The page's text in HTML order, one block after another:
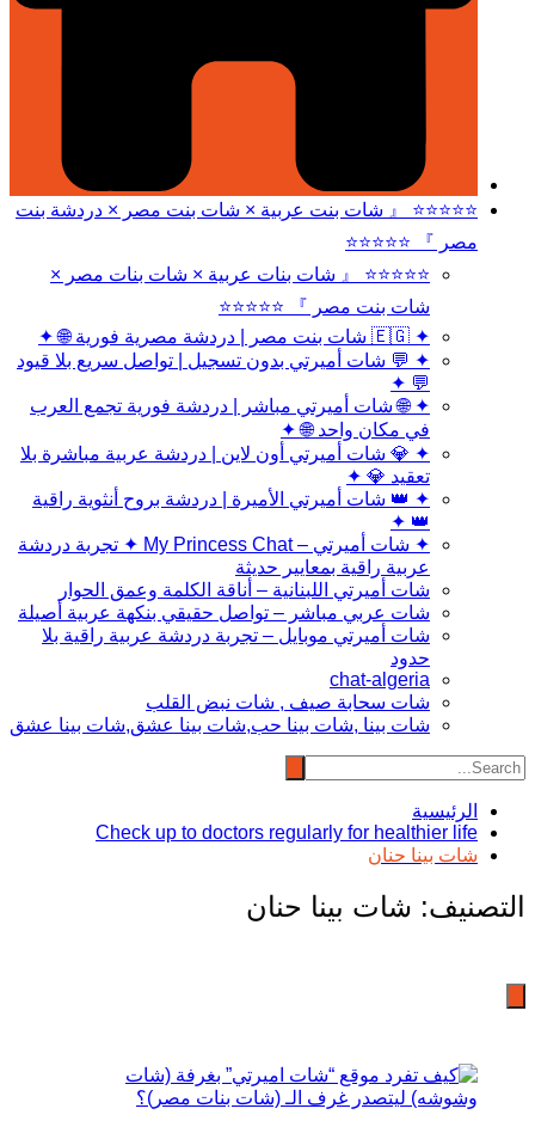
⭐⭐⭐⭐⭐ 『 شات بنت عربية × شات بنت مصر × دردشة بنت
مصر 』 ⭐⭐⭐⭐⭐
⭐⭐⭐⭐⭐ 『 شات بنات عربية × شات بنات مصر ×
شات بنت مصر 』 ⭐⭐⭐⭐⭐
✦ 🇪🇬 شات بنت مصر | دردشة مصرية فورية 🌐 ✦
✦ 💬 شات أميرتي بدون تسجيل | تواصل سريع بلا قيود
💬 ✦
✦ 🌐 شات أميرتي مباشر | دردشة فورية تجمع العرب
في مكان واحد 🌐 ✦
✦ 💎 شات أميرتي أون لاين | دردشة عربية مباشرة بلا
تعقيد 💎 ✦
✦ 👑 شات أميرتي الأميرة | دردشة بروح أنثوية راقية
👑 ✦
✦ شات أميرتي – My Princess Chat ✦ تجربة دردشة
عربية راقية بمعايير حديثة
شات أميرتي اللبنانية – أناقة الكلمة وعمق الحوار
شات عربي مباشر – تواصل حقيقي بنكهة عربية أصيلة
شات أميرتي موبايل – تجربة دردشة عربية راقية بلا
حدود
chat-algeria
شات سحابة صيف , شات نبض القلب
شات بينا ,شات بينا حب,شات بينا عشق,شات بينا عشق
الرئيسية
Check up to doctors regularly for healthier life
شات بينا حنان
التصنيف: شات بينا حنان